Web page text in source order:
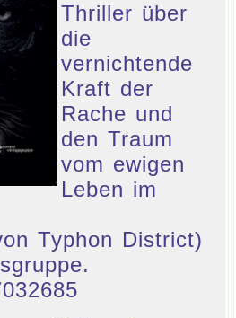
Thriller über
die
vernichtende
Kraft der
Rache und
den Traum
vom ewigen
Leben im
Typhon District)